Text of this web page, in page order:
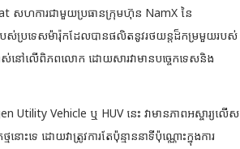
សហការជាមួយប្រធានក្រុមហ៊ុន NamX នៃ
បស់ប្រទេសម៉ារ៉ុកដែលបានផលិតនូវរថយន្តដ៏កម្រមួយរបស់
នៅលើពិភពលោក ដោយសារវាមានបច្ចេកទេសនិង
Utility Vehicle ឬ HUV នេះ វាមានភាពអស្ចារ្យលើស
ទេ ដោយវាត្រូវការតែប៉ុន្មាននាទីប៉ុណ្ណោះក្នុងការ